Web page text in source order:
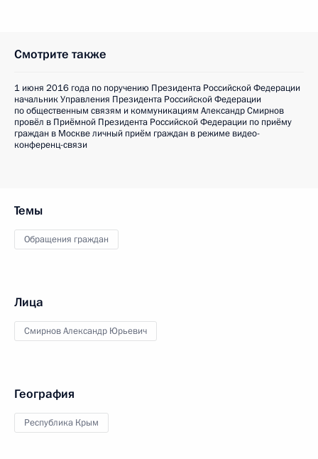
Смотрите также
1 июня 2016 года по поручению Президента Российской Федерации
начальник Управления Президента Российской Федерации
по общественным связям и коммуникациям Александр Смирнов
провёл в Приёмной Президента Российской Федерации по приёму
граждан в Москве личный приём граждан в режиме видео-
конференц-связи
Темы
Обращения граждан
Лица
Смирнов Александр Юрьевич
География
Республика Крым